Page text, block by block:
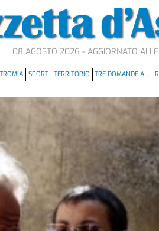
08 AGOSTO 2026 - AGGIORNATO
SPORT TERRITORIO TRE DOMANDE A…